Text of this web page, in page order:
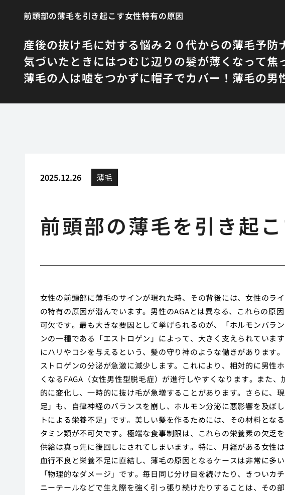
前頭部の薄毛を引き起こす女性特有の原因
産後の抜け毛に対する悩み ２０代からの薄毛予防
気づいたときにはつむじ辺りの髪が薄くなって焦
薄毛の人は嘘をつかずに帽子でカバー！ 薄毛の男
2025.12.26 薄毛
前頭部の薄毛を引き起
女性の前頭部に薄毛のサインが現れた時、その背後には、女性のラ
の特有の原因が潜んでいます。男性のAGAとは異なる、これらの原
可欠です。最も大きな要因として挙げられるのが、「ホルモンバラ
ンの一種である「エストロゲン」によって、大きく支えられていま
にハリやコシを与えるという、髪の守り神のような働きがあります
ストロゲンの分泌が急激に減少します。これにより、相対的に男性
くなるFAGA（女性男性型脱毛症）が進行しやすくなります。また
的に変化し、一時的に抜け毛が急増することがあります。さらに、
足」も、自律神経のバランスを崩し、ホルモン分泌に悪影響を及ぼ
トによる栄養不足」です。美しい髪を作るためには、その材料とな
タミン類が不可欠です。極端な食事制限は、これらの栄養素の欠乏
供給は真っ先に後回しにされてしまいます。特に、月経がある女性
血行不良と栄養不足に直結し、薄毛の原因となるケースは非常に多
「物理的なダメージ」です。毎日同じ分け目を続けたり、きついカ
ニーテールなどで生え際を強く引っ張り続けたりすることは、その